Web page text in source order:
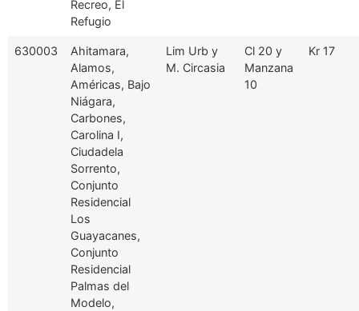
Recreo, El
Refugio
630003
Ahitamara,
Alamos,
Américas, Bajo
Niágara,
Carbones,
Carolina I,
Ciudadela
Sorrento,
Conjunto
Residencial
Los
Guayacanes,
Conjunto
Residencial
Palmas del
Modelo,
Lim Urb y
M. Circasia
Cl 20 y
Manzana
10
Kr 17